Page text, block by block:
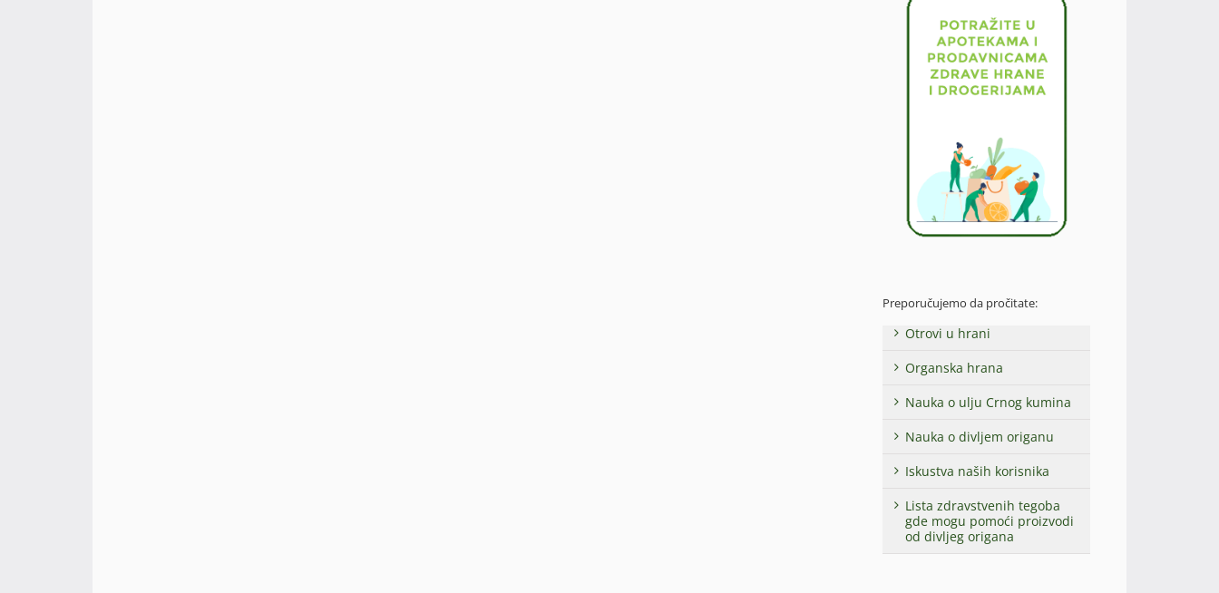
Preporučujemo da pročitate:
Otrovi u hrani
Organska hrana
Nauka o ulju Crnog kumina
Nauka o divljem origanu
Iskustva naših korisnika
Lista zdravstvenih tegoba
gde mogu pomoći proizvodi
od divljeg origana